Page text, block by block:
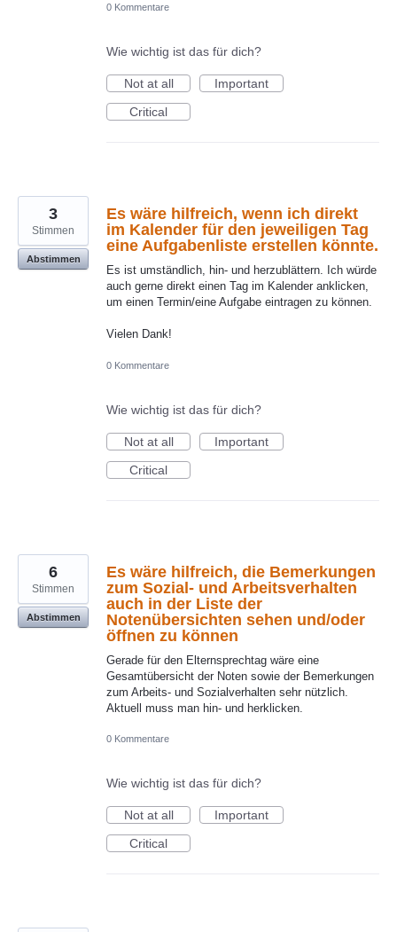
0 Kommentare
Wie wichtig ist das für dich?
Not at all
Important
Critical
Es wäre hilfreich, wenn ich direkt
im Kalender für den jeweiligen Tag
eine Aufgabenliste erstellen könnte.
Es ist umständlich, hin- und herzublättern. Ich würde
auch gerne direkt einen Tag im Kalender anklicken,
um einen Termin/eine Aufgabe eintragen zu können.
Vielen Dank!
3
Stimmen
Abstimmen
0 Kommentare
Wie wichtig ist das für dich?
Not at all
Important
Critical
Es wäre hilfreich, die Bemerkungen
zum Sozial- und Arbeitsverhalten
auch in der Liste der
Notenübersichten sehen und/oder
öffnen zu können
Gerade für den Elternsprechtag wäre eine
Gesamtübersicht der Noten sowie der Bemerkungen
zum Arbeits- und Sozialverhalten sehr nützlich.
Aktuell muss man hin- und herklicken.
6
Stimmen
Abstimmen
0 Kommentare
Wie wichtig ist das für dich?
Not at all
Important
Critical